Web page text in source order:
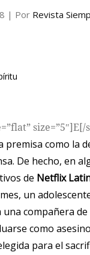
| Por Revista
size=”5″]E[/
premisa como la
De hecho, en
de Netflix
un
una compañera
como
para el